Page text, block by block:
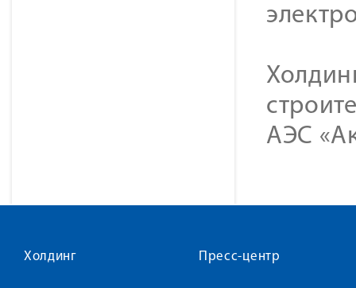
АЭС
Холдинг Пресс-центр